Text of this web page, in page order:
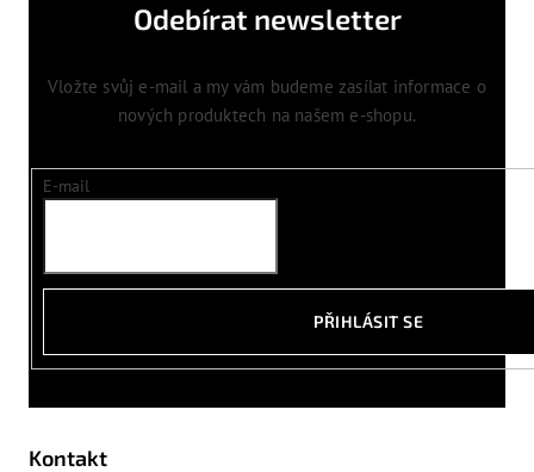
Odebírat newsletter
Vložte svůj e-mail a my vám budeme zasílat informace o
nových produktech na našem e-shopu.
E-mail
PŘIHLÁSIT SE
Kontakt